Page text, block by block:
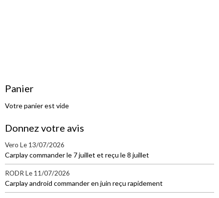
Panier
Votre panier est vide
Donnez votre avis
Vero Le 13/07/2026
Carplay commander le 7 juillet et reçu le 8 juillet
RODR Le 11/07/2026
Carplay android commander en juin reçu rapidement